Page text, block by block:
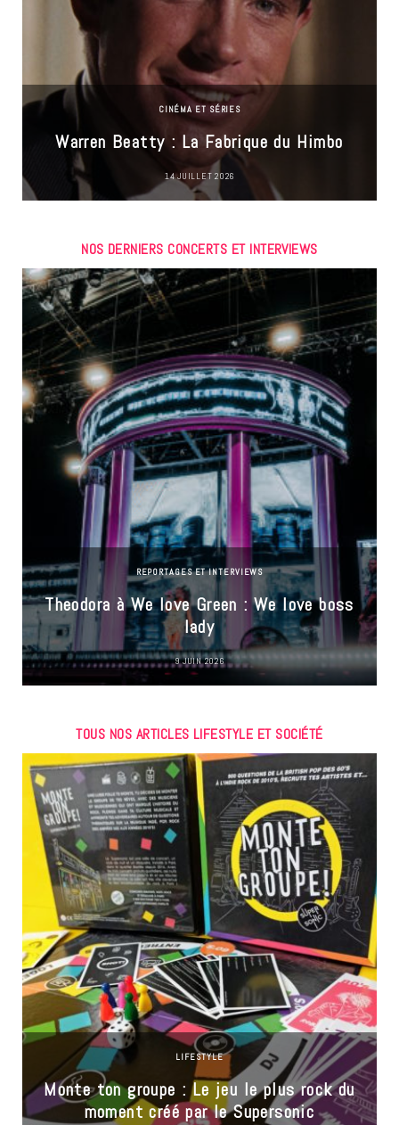
CINÉMA ET SÉRIES
Warren Beatty : La Fabrique du Himbo
14 JUILLET 2026
NOS DERNIERS CONCERTS ET INTERVIEWS
REPORTAGES ET INTERVIEWS
Theodora à We love Green : We love boss
lady
9 JUIN 2026
TOUS NOS ARTICLES LIFESTYLE ET SOCIÉTÉ
LIFESTYLE
Monte ton groupe : Le jeu le plus rock du
moment créé par le Supersonic